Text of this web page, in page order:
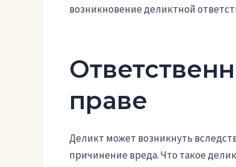
возникновение деликтной
праве
Деликт может возникнуть
причинение вреда. Что такое